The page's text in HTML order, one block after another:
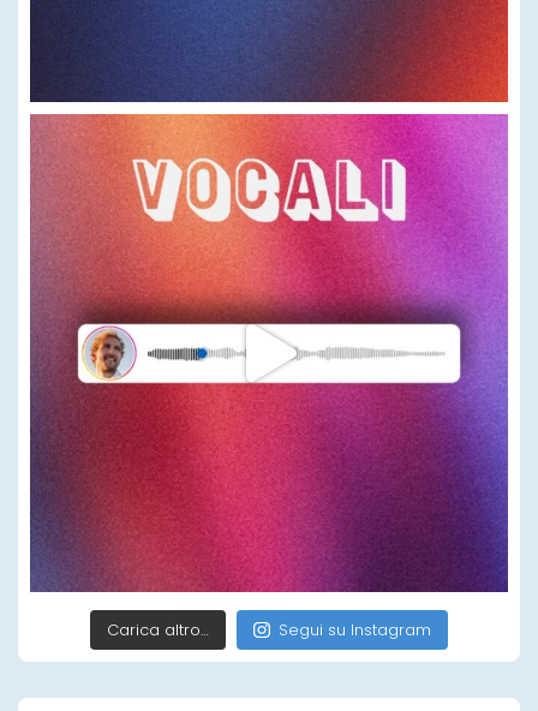
Carica altro… Segui su Instagram